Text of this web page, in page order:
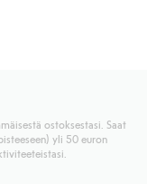
kun
ostoksestasi. Saat
yli 50 euron